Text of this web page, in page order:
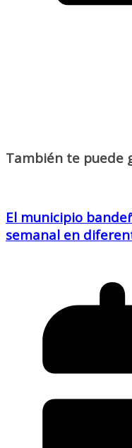
También te puede
El municipio
semanal en